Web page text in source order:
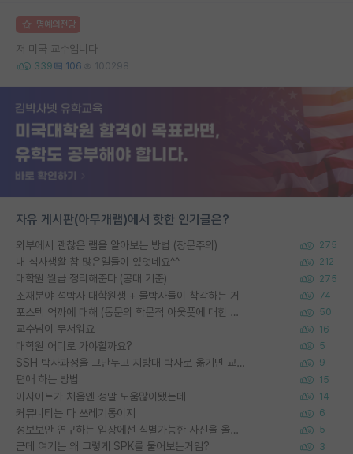
명예의전당
저 미국 교수입니다
339 106 100298
자유 게시판(아무개랩)에서 핫한 인기글은?
외부에서 괜찮은 랩을 알아보는 방법 (장문주의) 275
내 석사생활 참 많은일들이 있엇네요^^ 212
대학원 월급 정리해준다 (공대 기준) 275
소재분야 석박사 대학원생 + 물박사들이 착각하는 거 74
포스텍 억까에 대해 (동문의 학문적 아웃풋에 대한 반박) 50
교수님이 무서워요 16
대학원 어디로 가야할까요? 5
SSH 박사과정을 그만두고 지방대 박사로 옮기면 교수의 꿈은 끝일까요? 9
편애 하는 방법 15
이사이트가 처음엔 정말 도움많이됐는데 14
커뮤니티는 다 쓰레기통이지 6
정보보안 연구하는 입장에선 식별가능한 사진을 올리는건 비추이긴함 5
근데 여기는 왜 그렇게 SPK를 물어보는거임? 3